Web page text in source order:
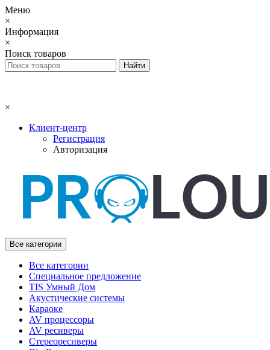
Меню
×
Информация
×
Поиск товаров
×
Клиент-центр
Регистрация
Авторизация
Все категории
Все категории
Специальное предложение
TIS Умный Дом
Акустические системы
Караоке
AV процессоры
AV ресиверы
Стереоресиверы